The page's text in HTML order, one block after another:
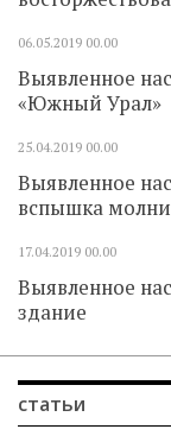
06.05.2019 00.00
Выявленное
«Южный Урал»
25.04.2019 00.00
Выявленное
вспышка
17.04.2019 00.00
Выявленное
здание
статьи